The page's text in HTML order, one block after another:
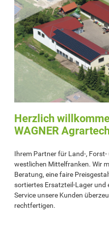
Herzlich
WAGNER
Ihrem Partner für Land-,
westlichen Mittelfranken. Wir
Beratung, eine faire
sortiertes Ersatzteil-Lager
Service unsere Kunden
rechtfertigen.